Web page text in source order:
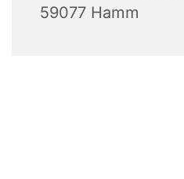
59077 Hamm